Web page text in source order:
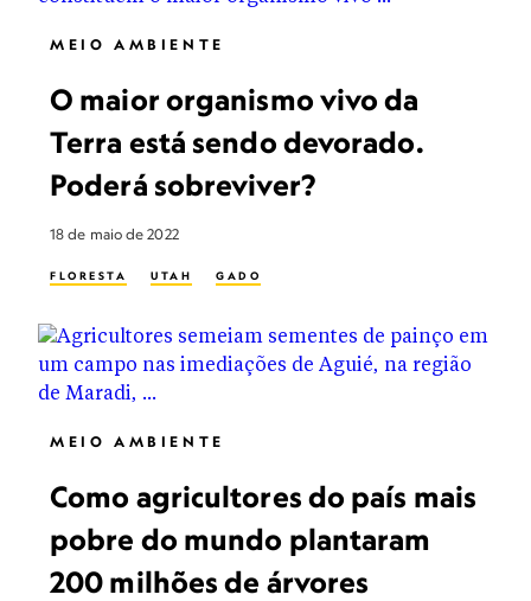
MEIO AMBIENTE
O maior organismo vivo da
Terra está sendo devorado.
Poderá sobreviver?
18 de maio de 2022
FLORESTA UTAH GADO
MEIO AMBIENTE
Como agricultores do país mais
pobre do mundo plantaram
200 milhões de árvores